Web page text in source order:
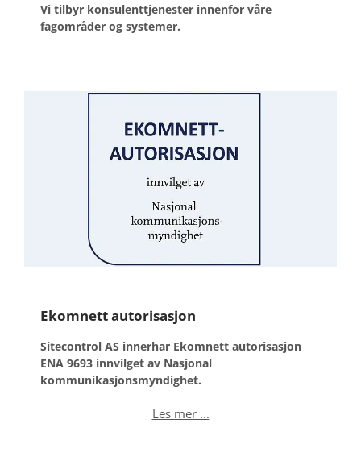
Vi tilbyr konsulenttjenester innenfor våre
fagområder og systemer.
Ekomnett autorisasjon
Sitecontrol AS innerhar Ekomnett autorisasjon
ENA 9693 innvilget av Nasjonal
kommunikasjonsmyndighet.
Les mer ...